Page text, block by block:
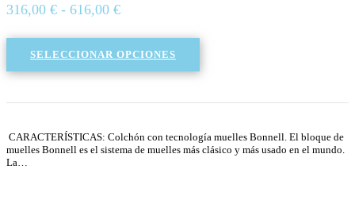
316,00 € - 616,00 €Rango
precios:
hasta
SELECCIONAR OPCIONES
CARACTERÍSTICAS: Colchón con tecnología muelles Bonnell. El bloque de
muelles Bonnell es el sistema de muelles más clásico y más usado en el mundo.
La…